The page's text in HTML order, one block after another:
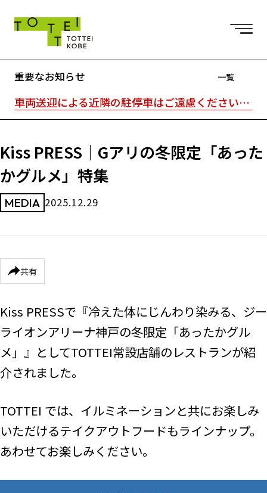
重要なお知らせ
車両送迎による近隣の駐停車はご遠慮ください。駐車場はTOTTEI外の近隣駐車場をご利用ください。｜TOTTEI内はキャッシュレスです。
一覧
Kiss PRESS｜Gアリの冬限定「あった
かグルメ」特集
MEDIA 2025.12.29
共有
Kiss PRESSで『冷えた体にじんわり染みる、ジー
ライオンアリーナ神戸の冬限定「あったかグル
メ」』としてTOTTEI常設店舗のレストランが紹
介されました。
TOTTEI では、イルミネーションと共にお楽しみ
いただけるテイクアウトフードもラインナップ。
あわせてお楽しみください。